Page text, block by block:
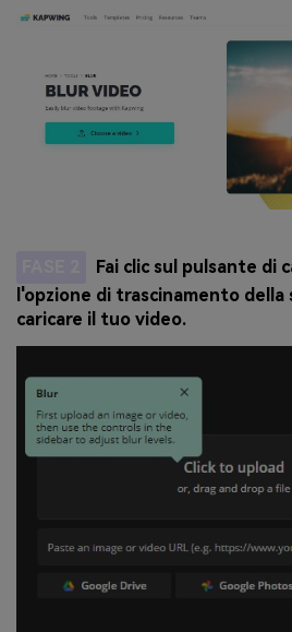
Fai clic sul pulsante di
l'opzione di trascinamento della
caricare il tuo video.